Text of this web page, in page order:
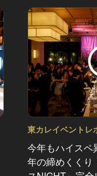
東カレイベントレ
今年もハイスペ
年の締めくくり